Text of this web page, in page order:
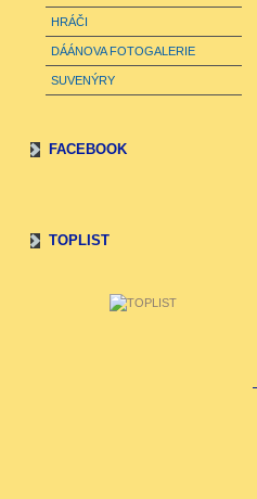
HRÁČI
DÁÁNOVA FOTOGALERIE
SUVENÝRY
FACEBOOK
TOPLIST